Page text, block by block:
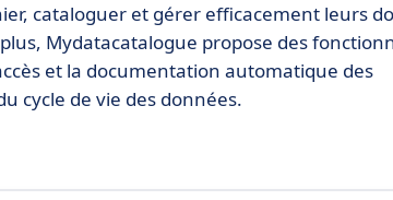
cataloguer et gérer efficacement leurs
Mydatacatalogue propose des
et la documentation automatique des
cycle de vie des données.